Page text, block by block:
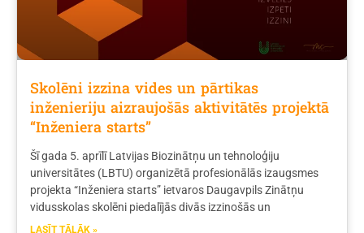
Skolēni izzina vides un pārtikas
inženieriju aizraujošās aktivitātēs projektā
“Inženiera starts”
Šī gada 5. aprīlī Latvijas Biozinātņu un tehnoloģiju
universitātes (LBTU) organizētā profesionālās izaugsmes
projekta “Inženiera starts” ietvaros Daugavpils Zinātņu
vidusskolas skolēni piedalījās divās izzinošās un
LASĪT TĀLĀK »